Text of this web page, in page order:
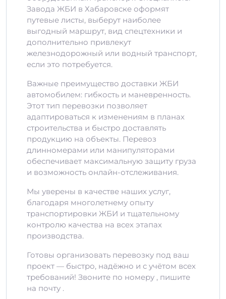
Завода ЖБИ в Хабаровске оформят
путевые листы, выберут наиболее
выгодный маршрут, вид спецтехники и
дополнительно привлекут
железнодорожный или водный транспорт,
если это потребуется.
Важные преимущество доставки ЖБИ
автомобилем: гибкость и маневренность.
Этот тип перевозки позволяет
адаптироваться к изменениям в планах
строительства и быстро доставлять
продукцию на объекты. Перевоз
длинномерами или манипуляторами
обеспечивает максимальную защиту груза
и возможность онлайн-отслеживания.
Мы уверены в качестве наших услуг,
благодаря многолетнему опыту
транспортировки ЖБИ и тщательному
контролю качества на всех этапах
производства.
Готовы организовать перевозку под ваш
проект — быстро, надёжно и с учётом всех
требований! Звоните по номеру , пишите
на почту .